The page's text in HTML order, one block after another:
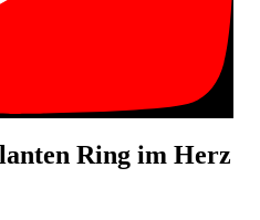
Ring im Herz